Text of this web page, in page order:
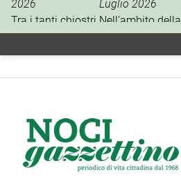
della Gnostra
Kids
2026
Tra i tanti chiostri,
palazzi e piazze
coinvolte
Gnostra Kids
merita un plauso
particolare perché
palcoscenico di
con
Mariangela
Luglio 2026
Nell’ambito della
13ª edizione del
Noci Film Fest,
manifestazione,
presenta la
masterclass
“Catturare il reale